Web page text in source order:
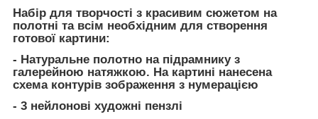
Набір для творчості з красивим сюжетом на
полотні та всім необхідним для створення
готової картини:
- Натуральне полотно на підрамнику з
галерейною натяжкою. На картині нанесена
схема контурів зображення з нумерацією
- 3 нейлонові художні пензлі